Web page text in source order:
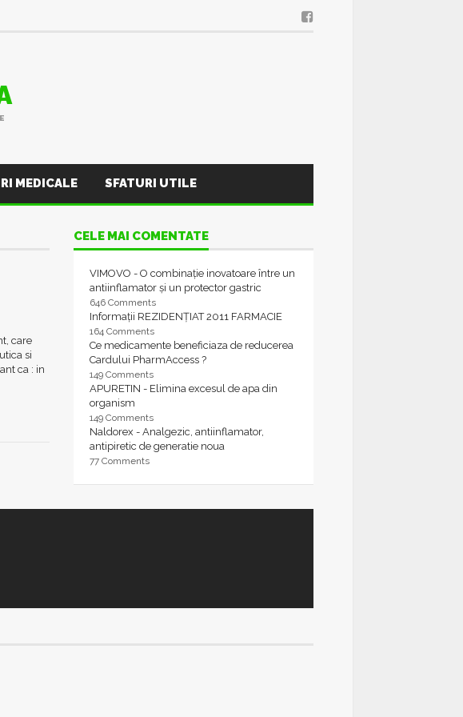
MEDICALE SFATURI UTILE
care
si
ca : in
CELE MAI COMENTATE
VIMOVO - O combinație inovatoare între un
antiinflamator și un protector gastric
646 Comments
Informații REZIDENȚIAT 2011 FARMACIE
164 Comments
Ce medicamente beneficiaza de reducerea
Cardului PharmAccess ?
149 Comments
APURETIN - Elimina excesul de apa din
organism
149 Comments
Naldorex - Analgezic, antiinflamator,
antipiretic de generatie noua
77 Comments